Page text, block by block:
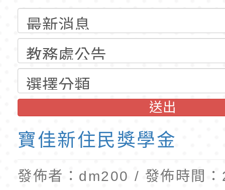
教師韌性
程」
轉農業部桃園區農業
「115年食農教育專
訓練課程」，歡迎已
育專業人員資格者報
錄取公告-桃園市桃
民小學115學年度「
理人員」甄選
東門國小115學年度
梯特教代課教師甄選
公告(尚有缺額)
錄取公告-桃園市桃
民小學115學年度「
班教師助理員」甄選
東門國小115學年度
梯特教代理教師甄選
公告(尚有缺額)
送出
寶佳新住民獎學金
發佈者：dm200 / 發佈時間